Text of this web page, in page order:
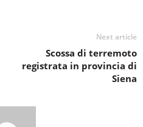
Next article
Scossa di terremoto
registrata in provincia di
Siena